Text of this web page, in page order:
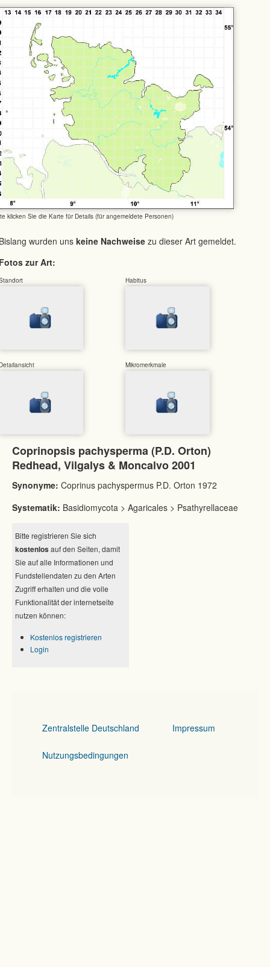
klicken Sie die Karte für Details (für angemeldete Personen)
wurden uns keine Nachweise zu dieser Art gemeldet.
zur Art:
Habitus
Mikromerkmale
Coprinopsis pachysperma (P.D. Orton)
Redhead, Vilgalys & Moncalvo 2001
Synonyme: Coprinus pachyspermus P.D. Orton 1972
Systematik: Basidiomycota > Agaricales > Psathyrellaceae
Bitte registrieren Sie sich
kostenlos auf den Seiten, damit
Sie auf alle Informationen und
Fundstellendaten zu den Arten
Zugriff erhalten und die volle
Funktionalität der internetseite
nutzen können:
Kostenlos registrieren
Login
Zentralstelle Deutschland Impressum
Nutzungsbedingungen